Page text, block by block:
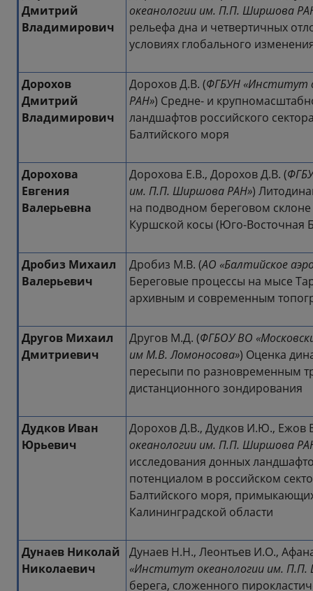
Дмитрий
Владимирович
океанологии им. П.П. Ширшова
рельефа дна и четвертичных
условиях глобального
Дорохов
Дмитрий
Владимирович
Дорохов Д.В. (ФГБУН «Институт
РАН») Средне- и
ландшафтов российского
Балтийского моря
Дорохова
Евгения
Валерьевна
Дорохова Е.В., Дорохов Д.В. (
им. П.П. Ширшова РАН»)
на подводном береговом
Куршской косы (Юго-Восточная
Дробиз Михаил
Валерьевич
Дробиз М.В. (АО «Балтийское
Береговые процессы на мысе
архивным и современным
Другов Михаил
Дмитриевич
Другов М.Д. (ФГБОУ ВО
им М.В. Ломоносова») Оценка
пересыпи по разновременным
дистанционного зондирования
Дудков Иван
Юрьевич
Дорохов Д.В., Дудков И.Ю., Ежов
океанологии им. П.П. Ширшова
исследования донных
потенциалом в российском
Балтийского моря,
Калининградской области
Дунаев Николай
Николаевич
Дунаев Н.Н., Леонтьев И.О.,
«Институт океанологии им.
берега, сложенного